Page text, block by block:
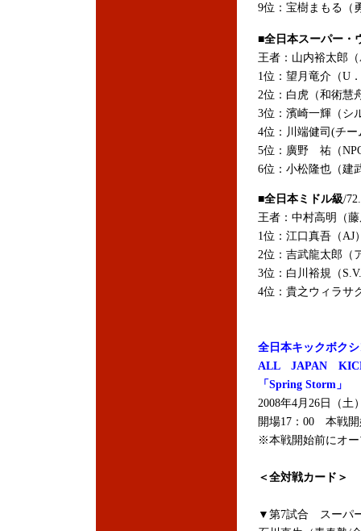
9位：宝樹まもる（
■全日本スーパー・
王者：山内裕太郎
1位：望月竜介（U
2位：白虎（和術慧
3位：濱崎一輝（シ
4位：川端健司(チー
5位：廣野 祐（
6位：小松隆也（建
■全日本ミドル級/
王者：中村高明（
1位：江口真吾（AJ
2位：吉武龍太郎（
3位：白川裕規（
4位：貴之ウィラサ
全日本キックボク
ALL JAPAN
「Spring Storm」
2008年4月26日（土
開場17：00 本戦開
※本戦開始前にオ
＜全対戦カード＞
▼第7試合 スーパ